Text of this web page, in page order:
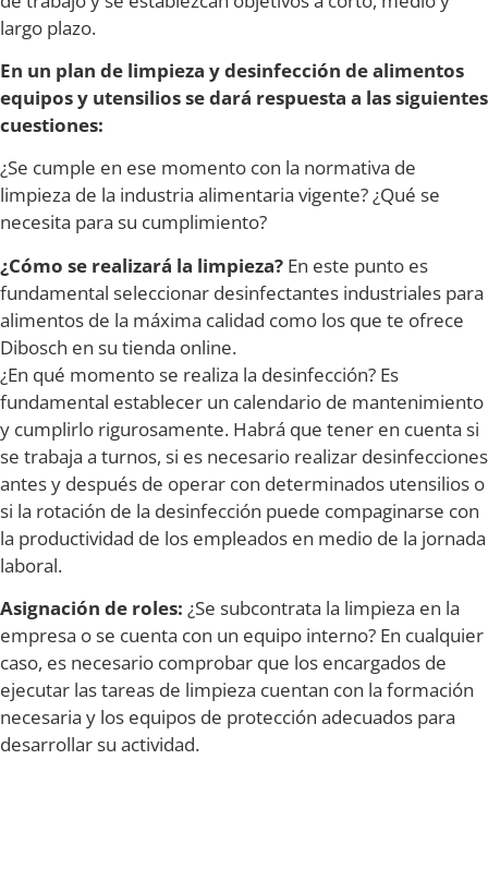
largo plazo.
En un plan de limpieza y desinfección de alimentos
equipos y utensilios se dará respuesta a las siguientes
cuestiones:
¿Se cumple en ese momento con la normativa de
limpieza de la industria alimentaria vigente? ¿Qué se
necesita para su cumplimiento?
¿Cómo se realizará la limpieza? En este punto es
fundamental seleccionar desinfectantes industriales para
alimentos de la máxima calidad como los que te ofrece
Dibosch en su tienda online.
¿En qué momento se realiza la desinfección? Es
fundamental establecer un calendario de mantenimiento
y cumplirlo rigurosamente. Habrá que tener en cuenta si
se trabaja a turnos, si es necesario realizar desinfecciones
antes y después de operar con determinados utensilios o
si la rotación de la desinfección puede compaginarse con
la productividad de los empleados en medio de la jornada
laboral.
Asignación de roles: ¿Se subcontrata la limpieza en la
empresa o se cuenta con un equipo interno? En cualquier
caso, es necesario comprobar que los encargados de
ejecutar las tareas de limpieza cuentan con la formación
necesaria y los equipos de protección adecuados para
desarrollar su actividad.